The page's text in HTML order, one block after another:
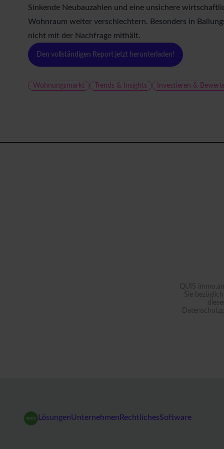
u
s
w
Sinkende Neubauzahlen und eine unsichere
Wohnraum weiter verschlechtern. Besonders in
nicht mit der Nachfrage mithält.
Den vollständigen Report jetzt herunterladen!
Wohnungsmarkt Trends & Insights Investieren &
QUIS
Sie
LösungenUnternehmen RechtlichesSoftware